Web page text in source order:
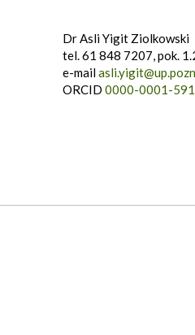
Dr Asli Yigit Ziolkowski
tel. 61 848 7207, pok.
e-mail
ORCID 0000-0001-